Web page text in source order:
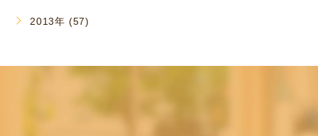
2013年 (57)